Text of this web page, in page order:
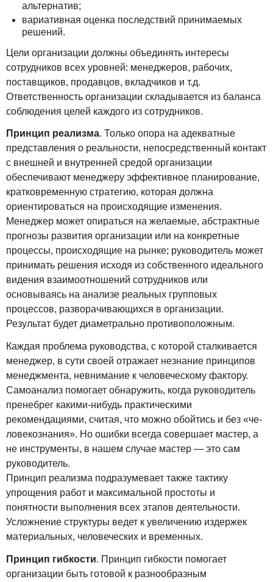
альтернатив;
вариативная оценка последствий принимаемых
решений.
Цели организации должны объединять интересы
сотрудников всех уровней: менеджеров, рабочих,
поставщиков, продавцов, вкладчиков и т.д.
Ответственность организации складывается из баланса
соблюдения целей каждого из сотрудников.
Принцип реализма. Только опора на адекватные
представления о реальности, непосредственный контакт
с внешней и внутренней средой организации
обеспечивают менеджеру эффективное планирование,
кратковременную стратегию, которая должна
ориентироваться на происходящие изменения.
Менеджер может опираться на желаемые, абстрактные
прогнозы развития организации или на конкретные
процессы, происходящие на рынке; руководитель может
принимать решения исходя из собственного идеального
видения взаимоотношений сотрудников или
основываясь на анализе реальных групповых
процессов, разворачивающихся в организации.
Результат будет диаметрально противоположным.
Каждая проблема руководства, с которой сталкивается
менеджер, в сути своей отражает незнание принципов
менеджмента, невнимание к человеческому фактору.
Самоанализ помогает обнаружить, когда руководитель
пренебрег какими-нибудь практическими
рекомендациями, считая, что можно обойтись и без «че-
ловекознания». Но ошибки всегда совершает мастер, а
не инструменты, в нашем случае мастер — это сам
руководитель.
Принцип реализма подразумевает также тактику
упрощения работ и максимальной простоты и
понятности выполнения всех этапов деятельности.
Усложнение структуры ведет к увеличению издержек
материальных, человеческих и временных.
Принцип гибкости. Принцип гибкости помогает
организации быть готовой к разнообразным